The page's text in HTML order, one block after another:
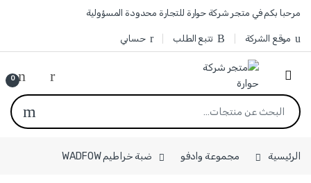
Skip to navigation
Skip to content
مرحبا بكم في متجر شركة حوارة للتجارة محدودة المسؤولية
موقع الشركة تتبع الطلب حسابي
0
البحث عن:
الرئيسية مجموعة وادفو ضبة خراطيم WADFOW